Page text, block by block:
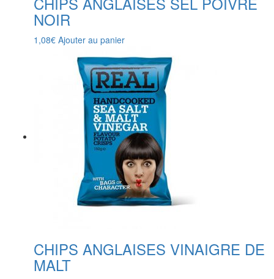
NOIR
1,08€ Ajouter au panier
CHIPS ANGLAISES VINAIGRE DE
MALT